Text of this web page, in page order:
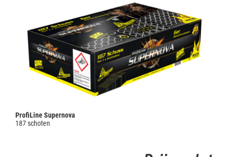
ProfiLine Supernova
187 schoten